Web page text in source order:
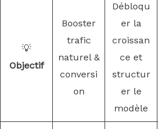
💡
Objectif
Booster
trafic
naturel &
conversi
on
Débloqu
er la
croissan
ce et
structur
er le
modèle